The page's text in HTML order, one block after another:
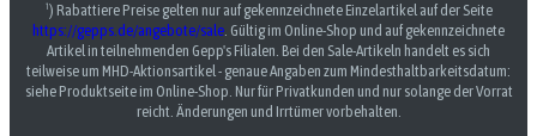
¹) Rabattiere Preise gelten nur auf gekennzeichnete Einzelartikel auf der Seite
https://gepps.de/angebote/sale. Gültig im Online-Shop und auf gekennzeichnete
Artikel in teilnehmenden Gepp's Filialen. Bei den Sale-Artikeln handelt es sich
teilweise um MHD-Aktionsartikel - genaue Angaben zum Mindesthaltbarkeitsdatum:
siehe Produktseite im Online-Shop. Nur für Privatkunden und nur solange der Vorrat
reicht. Änderungen und Irrtümer vorbehalten.